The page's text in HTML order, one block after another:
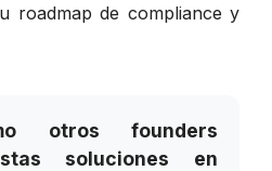
roadmap de compliance y
otros founders
soluciones en